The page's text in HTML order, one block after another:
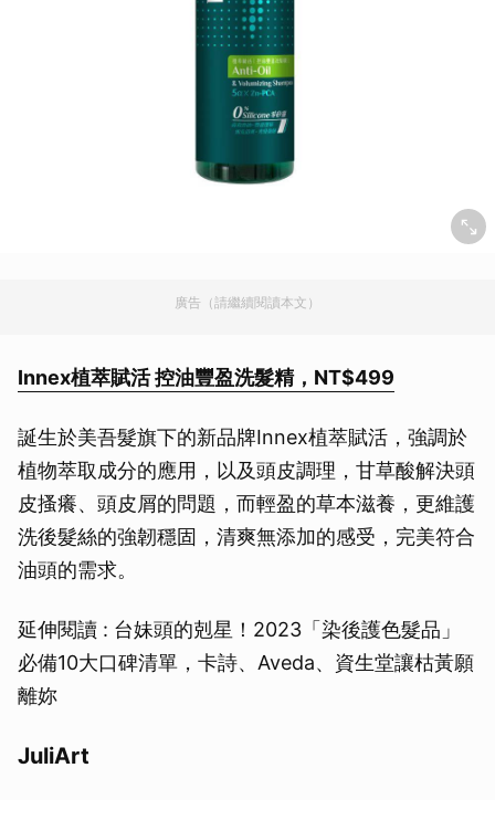
廣告（請繼續閱讀本文）
Innex植萃賦活 控油豐盈洗髮精，NT$499
誕生於美吾髮旗下的新品牌Innex植萃賦活，強調於
植物萃取成分的應用，以及頭皮調理，甘草酸解決頭
皮搔癢、頭皮屑的問題，而輕盈的草本滋養，更維護
洗後髮絲的強韌穩固，清爽無添加的感受，完美符合
油頭的需求。
延伸閱讀 : 台妹頭的剋星！2023「染後護色髮品」
必備10大口碑清單，卡詩、Aveda、資生堂讓枯黃願
離妳
JuliArt